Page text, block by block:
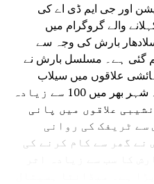
اور جی ایم ڈی اے کی
والے گروگرام میں
بارش کی وجہ سے
گئی ہے۔ مسلسل بارش نے
علاقوں میں سیلاب
جیسی صورتحال پیدا کر دی ہے۔ شہر بھر میں 100 سے زیادہ
علاقوں میں پانی
سے ٹریفک کی روانی
نے گھر سے کام کرنے کی